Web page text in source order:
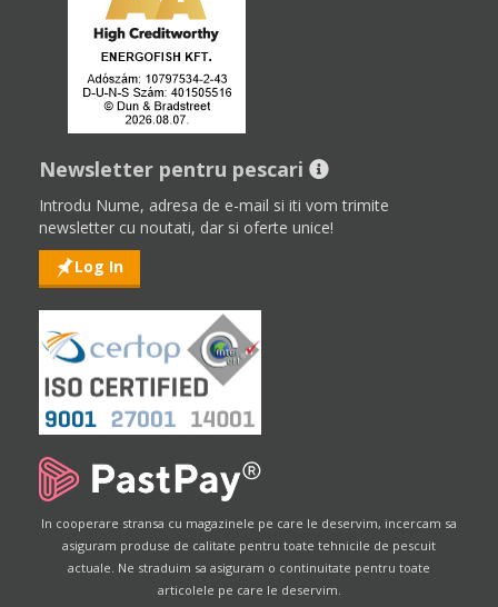
Newsletter pentru pescari
Introdu Nume, adresa de e-mail si iti vom trimite
newsletter cu noutati, dar si oferte unice!
Log In
In cooperare stransa cu magazinele pe care le deservim, incercam sa
asiguram produse de calitate pentru toate tehnicile de pescuit
actuale. Ne straduim sa asiguram o continuitate pentru toate
articolele pe care le deservim.